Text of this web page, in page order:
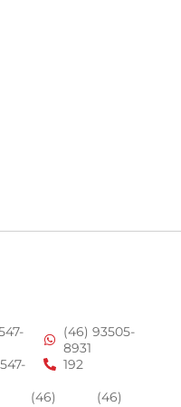
(46) 93505-
8931
192
(46)
(46)